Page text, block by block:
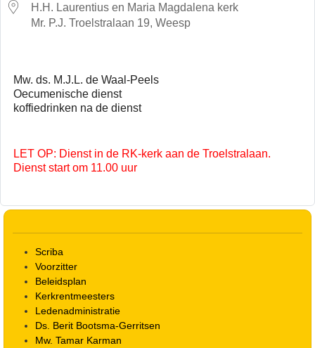
H.H. Laurentius en Maria Magdalena kerk
Mr. P.J. Troelstralaan 19, Weesp
Mw. ds. M.J.L. de Waal-Peels
Oecumenische dienst
koffiedrinken na de dienst
LET OP: Dienst in de RK-kerk aan de Troelstralaan.
Dienst start om 11.00 uur
Scriba
Voorzitter
Beleidsplan
Kerkrentmeesters
Ledenadministratie
Ds. Berit Bootsma-Gerritsen
Mw. Tamar Karman